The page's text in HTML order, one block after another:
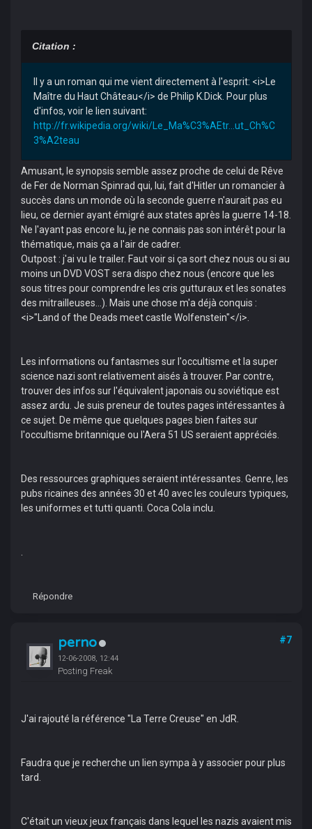
Citation :
Il y a un roman qui me vient directement à l'esprit: <i>Le
Maître du Haut Château</i> de Philip K.Dick. Pour plus
d'infos, voir le lien suivant:
http://fr.wikipedia.org/wiki/Le_Ma%C3%AEtr...ut_Ch%C
3%A2teau
Amusant, le synopsis semble assez proche de celui de Rêve
de Fer de Norman Spinrad qui, lui, fait d'Hitler un romancier à
succès dans un monde où la seconde guerre n'aurait pas eu
lieu, ce dernier ayant émigré aux states après la guerre 14-18.
Ne l'ayant pas encore lu, je ne connais pas son intérêt pour la
thématique, mais ça a l'air de cadrer.
Outpost : j'ai vu le trailer. Faut voir si ça sort chez nous ou si au
moins un DVD VOST sera dispo chez nous (encore que les
sous titres pour comprendre les cris gutturaux et les sonates
des mitrailleuses...). Mais une chose m'a déjà conquis :
<i>"Land of the Deads meet castle Wolfenstein"</i>.
Les informations ou fantasmes sur l'occultisme et la super
science nazi sont relativement aisés à trouver. Par contre,
trouver des infos sur l'équivalent japonais ou soviétique est
assez ardu. Je suis preneur de toutes pages intéressantes à
ce sujet. De même que quelques pages bien faites sur
l'occultisme britannique ou l'Aera 51 US seraient appréciés.
Des ressources graphiques seraient intéressantes. Genre, les
pubs ricaines des années 30 et 40 avec les couleurs typiques,
les uniformes et tutti quanti. Coca Cola inclu.
Répondre
perno
12-06-2008, 12:44
Posting Freak
#7
J'ai rajouté la référence "La Terre Creuse" en JdR.
Faudra que je recherche un lien sympa à y associer pour plus
tard.
C'était un vieux jeux français dans lequel les nazis avaient mis